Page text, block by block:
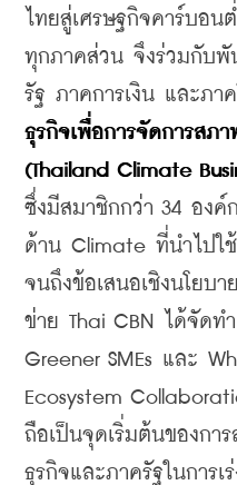
ไทยสู่เศรษฐกิจคาร์บอน
ทุกภาคส่วน จึงร่วมกับพั
รัฐ ภาคการเงิน และภา
ธุรกิจเพื่อการจัดการสภ
(Thailand Climate
ซึ่งมีสมาชิกกว่า 34 อง
ด้าน Climate ที่นำไปใ
จนถึงข้อเสนอเชิงนโยบ
ข่าย Thai CBN ได้จัดท
Greener SMEs และ
Ecosystem
ถือเป็นจุดเริ่มต้นของกา
ธุรกิจและภาครัฐในการเ